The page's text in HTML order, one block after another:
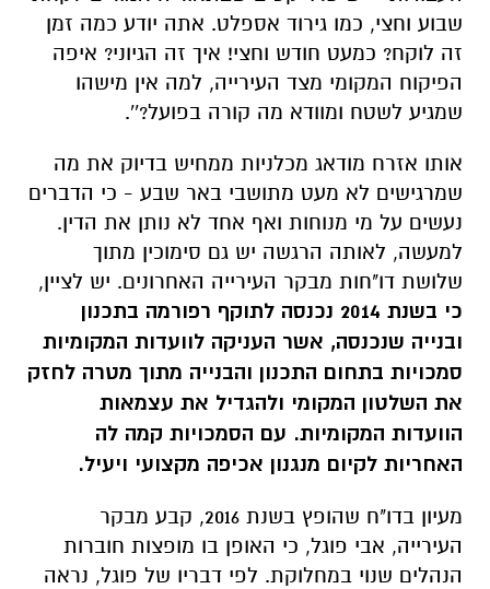
שבוע וחצי, כמו גירוד אספלט. אתה יודע כמה זמן
זה לוקח? כמעט חודש וחצי! איך זה הגיוני? איפה
הפיקוח המקומי מצד העירייה, למה אין מישהו
שמגיע לשטח ומוודא מה קורה בפועל?''.
אותו אזרח מודאג מכלניות ממחיש בדיוק את מה
שמרגישים לא מעט מתושבי באר שבע - כי הדברים
נעשים על מי מנוחות ואף אחד לא נותן את הדין.
למעשה, לאותה הרגשה יש גם סימוכין מתוך
שלושת דו"חות מבקר העירייה האחרונים. יש לציין,
כי בשנת 2014 נכנסה לתוקף רפורמה בתכנון
ובנייה שנכנסה, אשר העניקה לוועדות המקומיות
סמכויות בתחום התכנון והבנייה מתוך מטרה לחזק
את השלטון המקומי ולהגדיל את עצמאות
הוועדות המקומיות. עם הסמכויות קמה לה
האחריות לקיום מנגנון אכיפה מקצועי ויעיל.
מעיון בדו"ח שהופץ בשנת 2016, קבע מבקר
העירייה, אבי פוגל, כי האופן בו מופצות חוברות
הנהלים שנוי במחלוקת. לפי דבריו של פוגל, נראה